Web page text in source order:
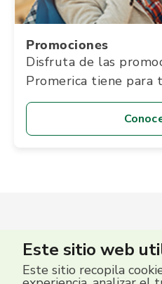
Promociones
Disfruta de las
Promerica tiene para
Este sitio web
Este sitio recopila